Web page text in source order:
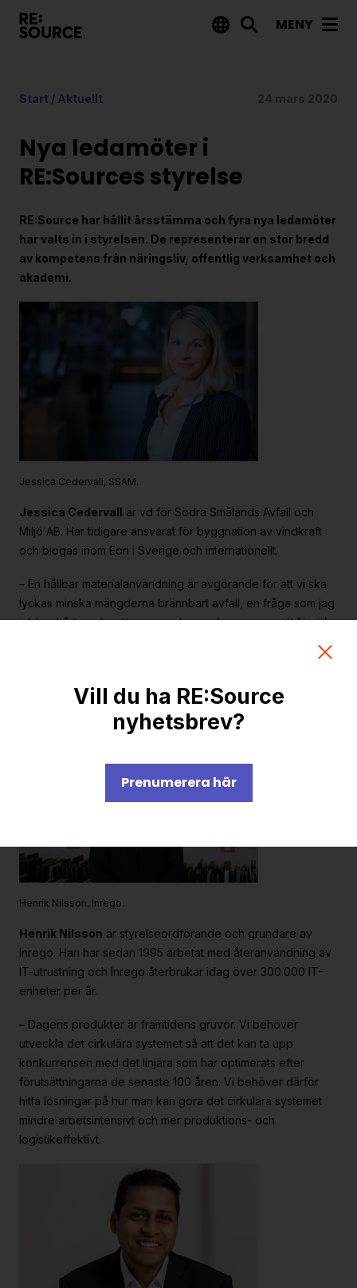
MENY
Nyheter
Tips på utlysningar
Projektdatabas
Rapporter från RE:Source
Strategiska projekt
För dig i projekt
Innovationsagenda
Medlemskap
Grafisk profil och mallar
Kontakt
Start / Aktuellt 24 mars 2020
Nya ledamöter i
RE:Sources styrelse
RE:Source har hållit årsstämma och fyra nya ledamöter
har valts in i styrelsen. De representerar en stor bredd
av kompetens från näringsliv, offentlig verksamhet och
akademi.
Jessica Cedervall, SSAM.
Jessica Cedervall är vd för Södra Smålands Avfall och
Miljö AB. Har tidigare ansvarat för byggnation av vindkraft
och biogas inom Eon i Sverige och internationellt.
– En hållbar materialanvändning är avgörande för att vi ska
lyckas minska mängderna brännbart avfall, en fråga som jag
jobbar hårt med i mitt nuvarande uppdrag genom att försöka
även på andra plan.
Henrik Nilsson, Inrego.
Henrik Nilsson är styrelseordförande och grundare av
Inrego. Han har sedan 1995 arbetat med återanvändning av
IT-utrustning och Inrego återbrukar idag över 300.000 IT-
enheter per år.
– Dagens produkter är framtidens gruvor. Vi behöver
utveckla det cirkulära systemet så att det kan ta upp
konkurrensen med det linjära som har optimerats efter
förutsättningarna de senaste 100 åren. Vi behöver därför
hitta lösningar på hur man kan göra det cirkulära systemet
mindre arbetsintensivt och mer produktions- och
logistikeffektivt.
Vill du ha RE:Source
nyhetsbrev?
Prenumerera här